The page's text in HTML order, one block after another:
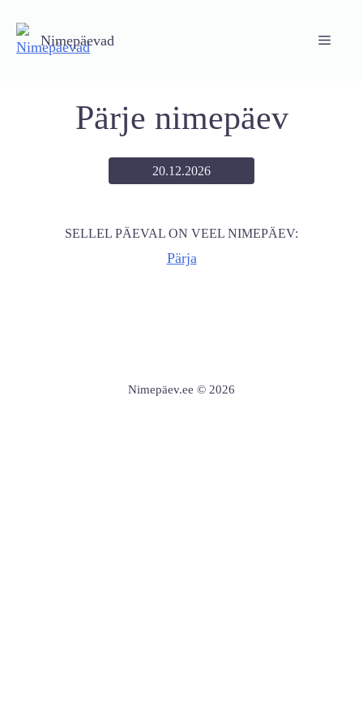
content
Nimepäevad Menu
Pärje nimepäev
20.12.2026
SELLEL PÄEVAL ON VEEL NIMEPÄEV:
Pärja
Nimepäev.ee © 2026